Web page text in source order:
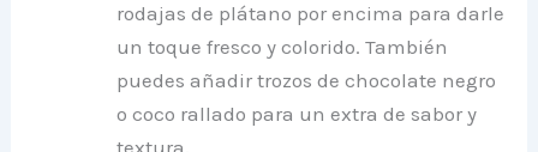
rodajas de plátano por encima para darle
un toque fresco y colorido. También
puedes añadir trozos de chocolate negro
o coco rallado para un extra de sabor y